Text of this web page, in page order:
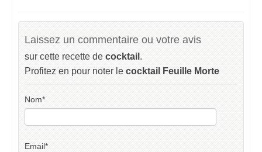
Laissez un commentaire ou votre avis
sur cette recette de cocktail .
Profitez en pour noter le cocktail Feuille Morte
Nom*
Email*